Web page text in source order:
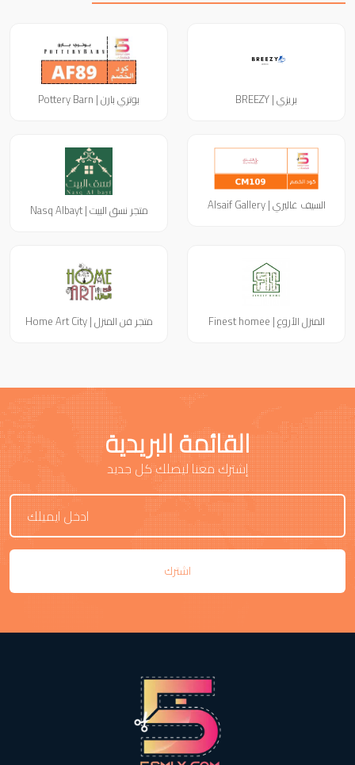
بريزي | BREEZY بوتري بارن | Pottery Barn
السيف غاليري | Alsaif Gallery متجر نسق البيت | Nasq Albayt
المنزل الأروع | Finest homee متجر فن المنزل | Home Art City
القائمة البريدية
إشترك معنا ليصلك كل جديد
اشترك